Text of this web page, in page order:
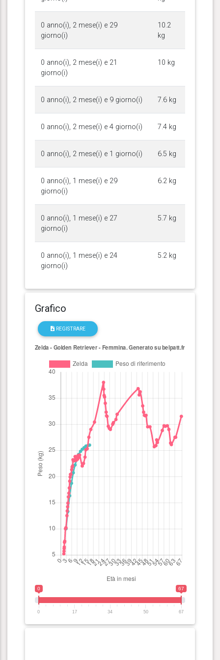
0 anno(i), 2 mese(i) e 29
giorno(i)
10.2
kg
0 anno(i), 2 mese(i) e 21
giorno(i)
10 kg
0 anno(i), 2 mese(i) e 9 giorno(i) 7.6 kg
0 anno(i), 2 mese(i) e 4 giorno(i) 7.4 kg
0 anno(i), 2 mese(i) e 1 giorno(i) 6.5 kg
0 anno(i), 1 mese(i) e 29
giorno(i)
6.2 kg
0 anno(i), 1 mese(i) e 27
giorno(i)
5.7 kg
0 anno(i), 1 mese(i) e 24
giorno(i)
5.2 kg
Grafico
REGISTRARE
0 67
0 17 34 50 67